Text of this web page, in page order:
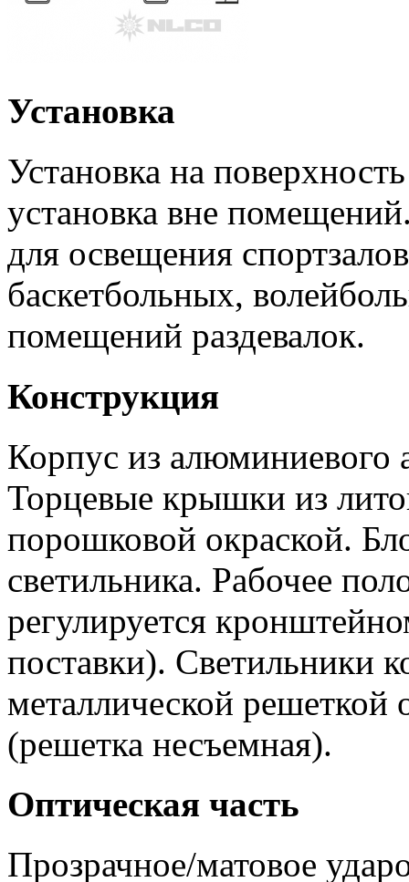
Установка
Установка на
установка вне
для освещения
баскетбольных,
помещений раздевалок.
Конструкция
Корпус из алюминиевого
Торцевые крышки из
порошковой окраской.
светильника. Рабочее
регулируется
поставки). Светильники
металлической решеткой
(решетка несъемная).
Оптическая часть
Прозрачное/матовое